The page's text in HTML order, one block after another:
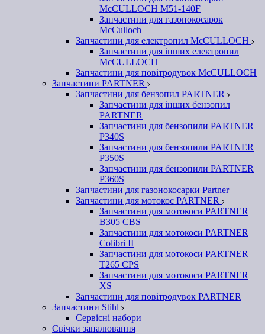
McCULLOCH M51-140F
Запчастини для газонокосарок
McCulloch
Запчастини для електропил McCULLOCH
Запчастини для інших електропил
McCULLOCH
Запчастини для повітродувок McCULLOCH
Запчастини PARTNER
Запчастини для бензопил PARTNER
Запчастини для інших бензопил
PARTNER
Запчастини для бензопили PARTNER
P340S
Запчастини для бензопили PARTNER
P350S
Запчастини для бензопили PARTNER
P360S
Запчастини для газонокосарки Partner
Запчастини для мотокос PARTNER
Запчастини для мотокоси PARTNER
B305 CBS
Запчастини для мотокоси PARTNER
Colibri II
Запчастини для мотокоси PARTNER
T265 CPS
Запчастини для мотокоси PARTNER
XS
Запчастини для повітродувок PARTNER
Запчастини Stihl
Сервісні набори
Свічки запалювання